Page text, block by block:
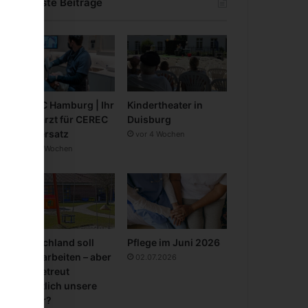
CEREC Hamburg | Ihr
Zahnarzt für CEREC
Zahnersatz
vor 3 Wochen
Kindertheater in
Duisburg
vor 4 Wochen
Deutschland soll
mehr arbeiten – aber
wer betreut
eigentlich unsere
Kinder?
Pflege im Juni 2026
02.07.2026